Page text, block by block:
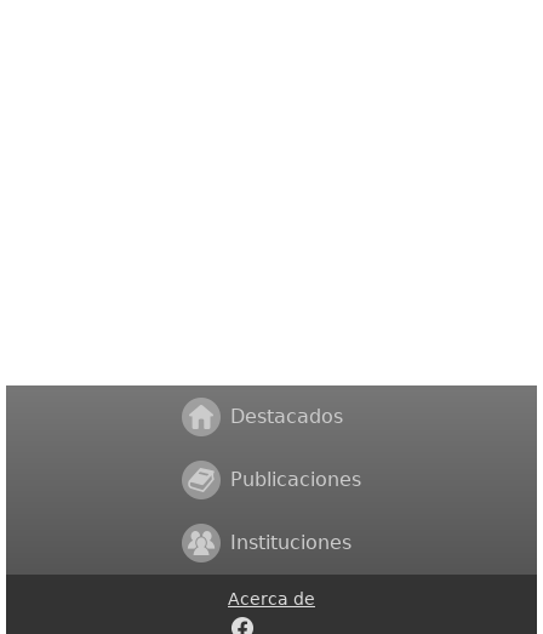
Destacados
Publicaciones
Instituciones
Acerca de